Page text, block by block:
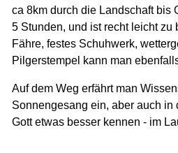
ca 8km durch die Landschaft bis
5 Stunden, und ist recht leicht zu
Fähre, festes Schuhwerk,
Pilgerstempel kann man
Auf dem Weg erfährt man
Sonnengesang ein, aber auch in
Gott etwas besser kennen - im